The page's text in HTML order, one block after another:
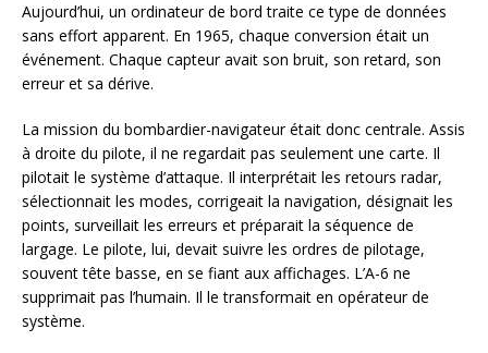
Aujourd’hui, un ordinateur de bord traite ce type de données
sans effort apparent. En 1965, chaque conversion était un
événement. Chaque capteur avait son bruit, son retard, son
erreur et sa dérive.
La mission du bombardier-navigateur était donc centrale. Assis
à droite du pilote, il ne regardait pas seulement une carte. Il
pilotait le système d’attaque. Il interprétait les retours radar,
sélectionnait les modes, corrigeait la navigation, désignait les
points, surveillait les erreurs et préparait la séquence de
largage. Le pilote, lui, devait suivre les ordres de pilotage,
souvent tête basse, en se fiant aux affichages. L’A-6 ne
supprimait pas l’humain. Il le transformait en opérateur de
système.